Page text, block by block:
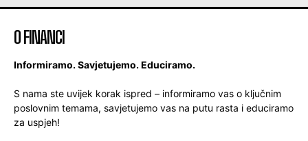
O FINANCI
Informiramo. Savjetujemo. Educiramo.
S nama ste uvijek korak ispred – informiramo vas o ključnim
poslovnim temama, savjetujemo vas na putu rasta i educiramo
za uspjeh!